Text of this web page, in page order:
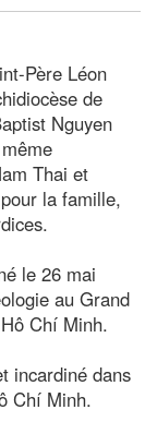
Père Léon
de
Nguyen
Thai et
la famille,
le 26 mai
au Grand
Chí Minh.
incardiné dans
Chí Minh.